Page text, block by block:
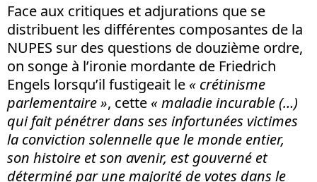
Face aux critiques et adjurations que se
distribuent les différentes composantes de la
NUPES sur des questions de douzième ordre,
on songe à l’ironie mordante de Friedrich
Engels lorsqu’il fustigeait le « crétinisme
parlementaire », cette « maladie incurable (…)
qui fait pénétrer dans ses infortunées victimes
la conviction solennelle que le monde entier,
son histoire et son avenir, est gouverné et
déterminé par une majorité de votes dans le